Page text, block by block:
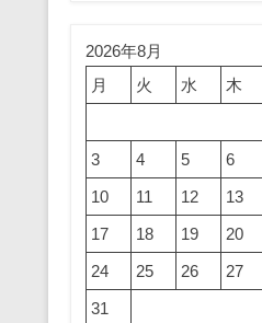
2026年8月
月
火 水 木
3
4 5 6
10
11 12 13
17
18 19 20
24
25 26 27
31